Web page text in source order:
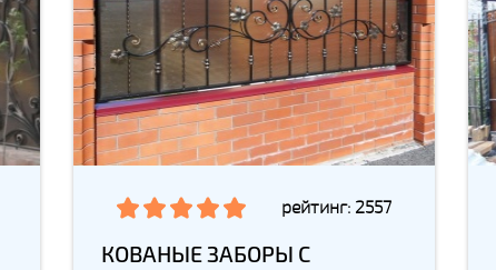
рейтинг: 2557
КОВАНЫЕ ЗАБОРЫ С